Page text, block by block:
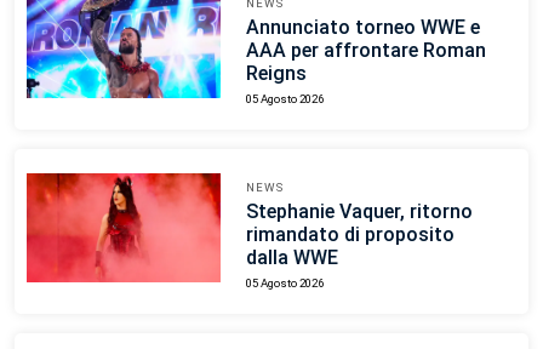
NEWS
Annunciato torneo WWE e
AAA per affrontare Roman
Reigns
05 Agosto 2026
NEWS
Stephanie Vaquer, ritorno
rimandato di proposito
dalla WWE
05 Agosto 2026